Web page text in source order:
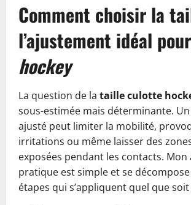
Comment choisir la
l’ajustement idéal pour
hockey
La question de la taille culotte
sous-estimée mais déterminante.
ajusté peut limiter la mobilité,
irritations ou même laisser des
exposées pendant les contacts.
pratique est simple et se
étapes qui s’appliquent quel que soit